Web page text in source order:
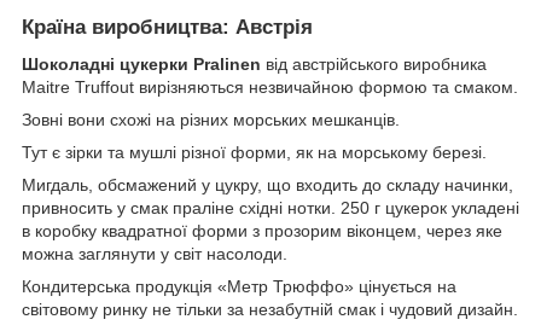
Країна виробництва: Австрія
Шоколадні цукерки Pralinen від австрійського виробника
Maitre Truffout вирізняються незвичайною формою та смаком.
Зовні вони схожі на різних морських мешканців.
Тут є зірки та мушлі різної форми, як на морському березі.
Мигдаль, обсмажений у цукру, що входить до складу начинки,
привносить у смак праліне східні нотки. 250 г цукерок укладені
в коробку квадратної форми з прозорим віконцем, через яке
можна заглянути у світ насолоди.
Кондитерська продукція «Метр Трюффо» цінується на
світовому ринку не тільки за незабутній смак і чудовий дизайн.